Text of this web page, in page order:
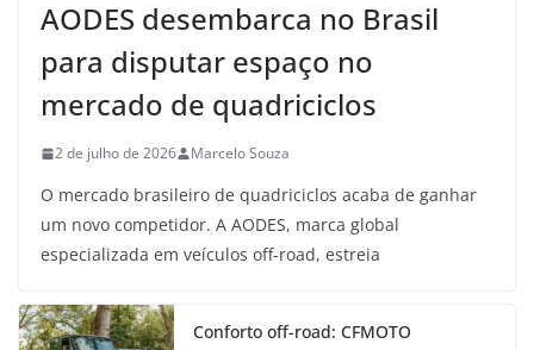
AODES desembarca no Brasil
para disputar espaço no
mercado de quadriciclos
2 de julho de 2026 Marcelo Souza
O mercado brasileiro de quadriciclos acaba de ganhar
um novo competidor. A AODES, marca global
especializada em veículos off-road, estreia
Conforto off-road: CFMOTO